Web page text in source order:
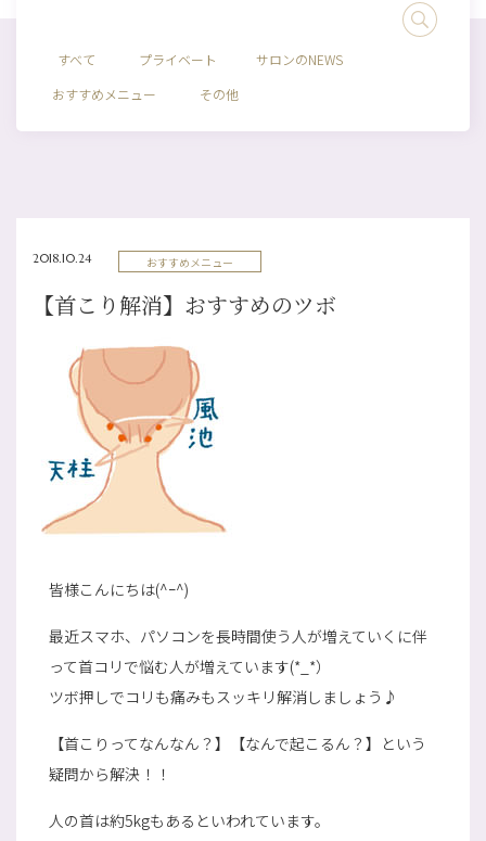
すべて プライベート
サロンのNEWS
おすすめメニュー
その他
2018.10.24 おすすめメニュー
【首こり解消】おすすめのツボ
皆様こんにちは(^ｰ^)
最近スマホ、パソコンを長時間使う人が増えていくに伴
って首コリで悩む人が増えています(*_*）
ツボ押しでコリも痛みもスッキリ解消しましょう♪
【首こりってなんなん？】【なんで起こるん？】という
疑問から解決！！
人の首は約5kgもあるといわれています。